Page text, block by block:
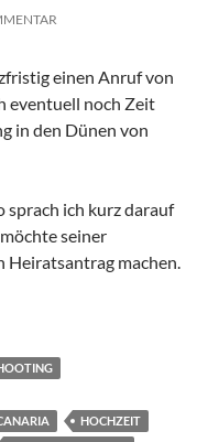
einen Anruf von
eventuell noch Zeit
in den Dünen von
sprach ich kurz darauf
seiner
Heiratsantrag machen.
HOCHZEIT